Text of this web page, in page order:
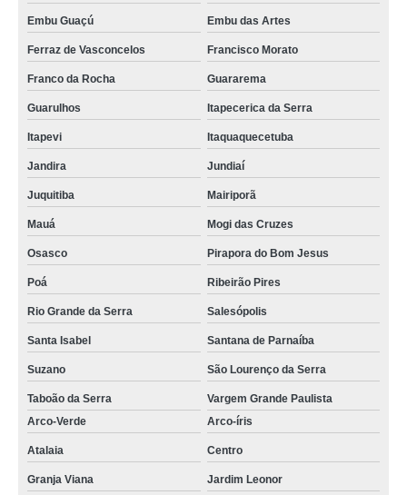
Embu Guaçú Embu das Artes
Ferraz de Vasconcelos Francisco Morato
Franco da Rocha Guararema
Guarulhos Itapecerica da Serra
Itapevi Itaquaquecetuba
Jandira Jundiaí
Juquitiba Mairiporã
Mauá Mogi das Cruzes
Osasco Pirapora do Bom Jesus
Poá Ribeirão Pires
Rio Grande da Serra Salesópolis
Santa Isabel Santana de Parnaíba
Suzano São Lourenço da Serra
Taboão da Serra
Vargem Grande Paulista
Arco-Verde
Arco-íris
Atalaia Centro
Granja Viana Jardim Leonor